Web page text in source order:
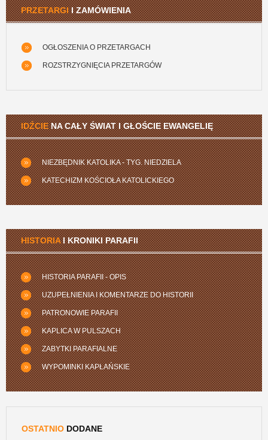
PRZETARGII ZAMÓWIENIA
OGŁOSZENIA O PRZETARGACH
ROZSTRZYGNIĘCIA PRZETARGÓW
IDŹCIENA CAŁY ŚWIAT I GŁOŚCIE EWANGELIĘ
NIEZBĘDNIK KATOLIKA - TYG. NIEDZIELA
KATECHIZM KOŚCIOŁA KATOLICKIEGO
HISTORIAI KRONIKI PARAFII
HISTORIA PARAFII - OPIS
UZUPEŁNIENIA I KOMENTARZE DO HISTORII
PATRONOWIE PARAFII
KAPLICA W PULSZACH
ZABYTKI PARAFIALNE
WYPOMINKI KAPŁAŃSKIE
OSTATNIO DODANE